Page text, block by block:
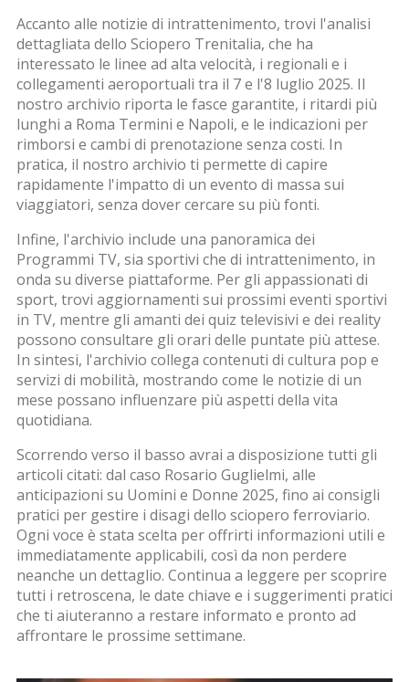
Accanto alle notizie di intrattenimento, trovi l'analisi
dettagliata dello Sciopero Trenitalia, che ha
interessato le linee ad alta velocità, i regionali e i
collegamenti aeroportuali tra il 7 e l'8 luglio 2025. Il
nostro archivio riporta le fasce garantite, i ritardi più
lunghi a Roma Termini e Napoli, e le indicazioni per
rimborsi e cambi di prenotazione senza costi. In
pratica, il nostro archivio ti permette di capire
rapidamente l'impatto di un evento di massa sui
viaggiatori, senza dover cercare su più fonti.
Infine, l'archivio include una panoramica dei
Programmi TV, sia sportivi che di intrattenimento, in
onda su diverse piattaforme. Per gli appassionati di
sport, trovi aggiornamenti sui prossimi eventi sportivi
in TV, mentre gli amanti dei quiz televisivi e dei reality
possono consultare gli orari delle puntate più attese.
In sintesi, l'archivio collega contenuti di cultura pop e
servizi di mobilità, mostrando come le notizie di un
mese possano influenzare più aspetti della vita
quotidiana.
Scorrendo verso il basso avrai a disposizione tutti gli
articoli citati: dal caso Rosario Guglielmi, alle
anticipazioni su Uomini e Donne 2025, fino ai consigli
pratici per gestire i disagi dello sciopero ferroviario.
Ogni voce è stata scelta per offrirti informazioni utili e
immediatamente applicabili, così da non perdere
neanche un dettaglio. Continua a leggere per scoprire
tutti i retroscena, le date chiave e i suggerimenti pratici
che ti aiuteranno a restare informato e pronto ad
affrontare le prossime settimane.